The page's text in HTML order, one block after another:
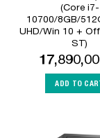
(Core i7-
10700/8GB/
UHD/Win 10 +
ST)
ADD TO